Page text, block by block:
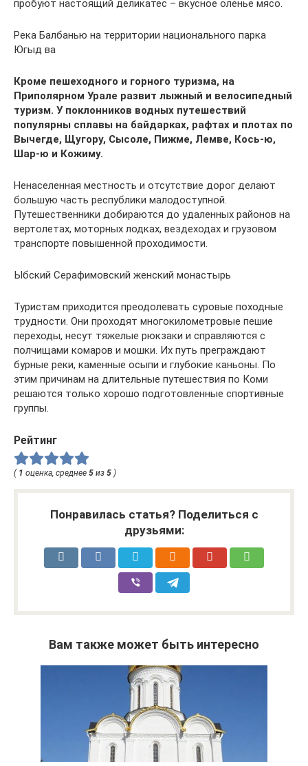
пробуют настоящий деликатес – вкусное оленье мясо.
Река Балбанью на территории национального парка
Югыд ва
Кроме пешеходного и горного туризма, на
Приполярном Урале развит лыжный и велосипедный
туризм. У поклонников водных путешествий
популярны сплавы на байдарках, рафтах и плотах по
Вычегде, Щугору, Сысоле, Пижме, Лемве, Кось-ю,
Шар-ю и Кожиму.
Ненаселенная местность и отсутствие дорог делают
большую часть республики малодоступной.
Путешественники добираются до удаленных районов на
вертолетах, моторных лодках, вездеходах и грузовом
транспорте повышенной проходимости.
Ыбский Серафимовский женский монастырь
Туристам приходится преодолевать суровые походные
трудности. Они проходят многокилометровые пешие
переходы, несут тяжелые рюкзаки и справляются с
полчищами комаров и мошки. Их путь преграждают
бурные реки, каменные осыпи и глубокие каньоны. По
этим причинам на длительные путешествия по Коми
решаются только хорошо подготовленные спортивные
группы.
Рейтинг
( 1 оценка, среднее 5 из 5 )
Понравилась статья? Поделиться с
друзьями:
Вам также может быть интересно